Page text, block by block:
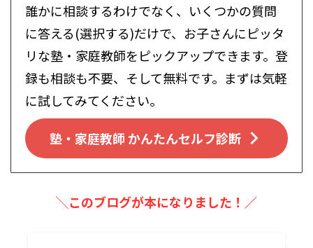
誰かに相談するわけでなく、いくつかの質問
に答える(選択する)だけで、お子さんにピッタ
リな塾・家庭教師をピックアップできます。登
録も相談も不要、そして無料です。まずは気軽
に試してみてください。
塾・家庭教師 かんたんセルフ診断
╲このブログが本になりました！／